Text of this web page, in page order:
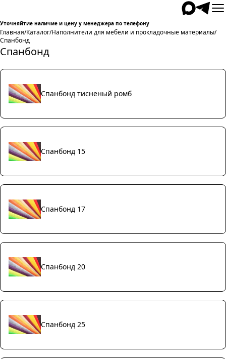
Уточняйтие наличие и цену у менеджера по телефону
Главная/Каталог/Наполнители для мебели и прокладочные материалы/
Спанбонд
Спанбонд
Спанбонд тисненый ромб
Спанбонд 15
Спанбонд 17
Спанбонд 20
Спанбонд 25